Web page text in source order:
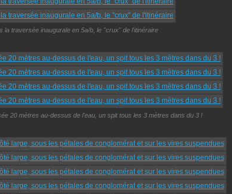
la traversée inaugurale en 5a/b, le "crux" de l'itinéraire
20 mètres au-dessus de l'eau, un spit tous les 3 mètres dans du 3 !